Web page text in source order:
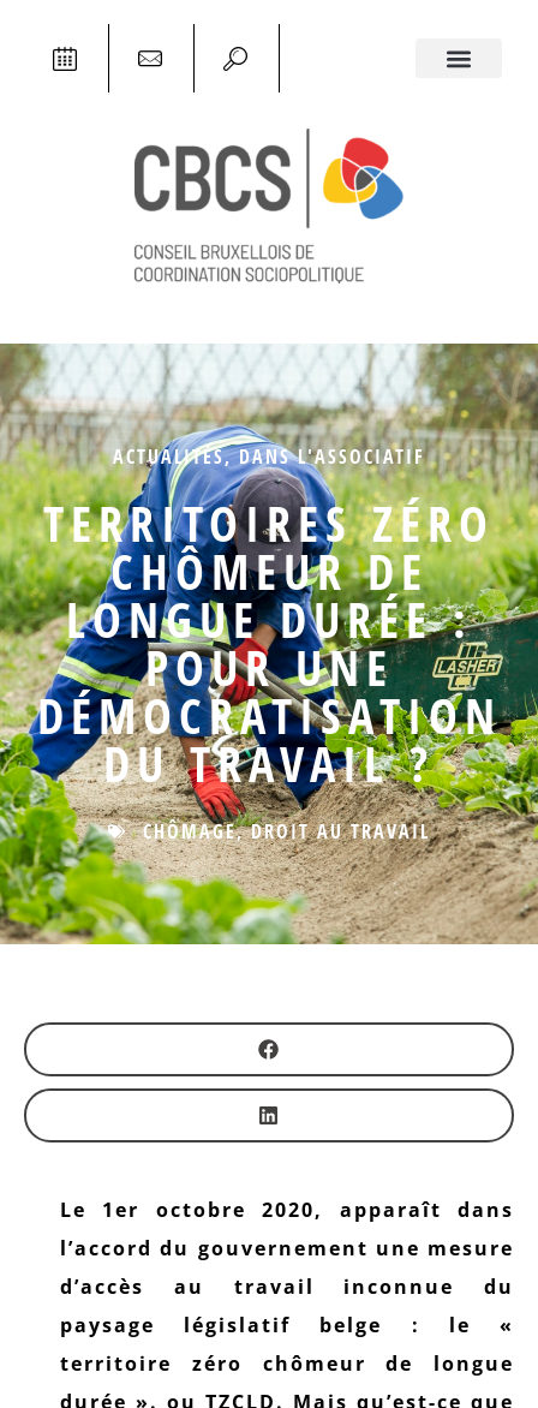
ACTUALITÉS,DANS L'ASSOCIATIF
TERRITOIRES ZÉRO
CHÔMEUR DE
LONGUE DURÉE :
POUR UNE
DÉMOCRATISATION
DU TRAVAIL ?
CHÔMAGE,DROIT AU TRAVAIL
Le 1er octobre 2020, apparaît dans
l’accord du gouvernement une mesure
d’accès au travail inconnue du
paysage législatif belge : le «
territoire zéro chômeur de longue
durée ». ou TZCLD. Mais qu’est-ce que